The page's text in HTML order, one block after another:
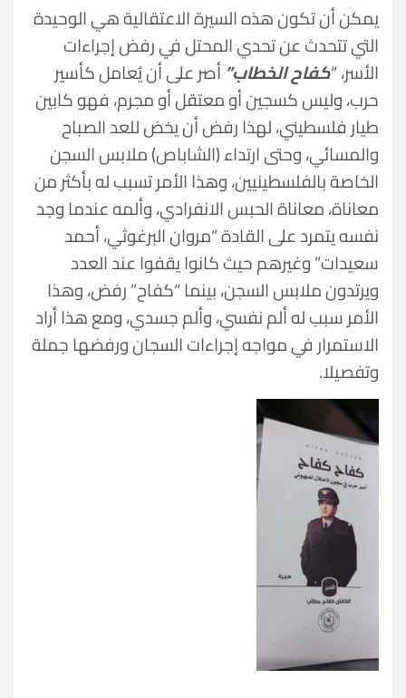
يمكن أن تكون هذه السيرة الاعتقالية هي الوحيدة
التي تتحدث عن تحدي المحتل في رفض إجراءات
الأسر، “كفاح الخطاب”أصر على أن يُعامل كأسير
حرب، وليس كسجين أو معتقل أو مجرم، فهو كابين
طيار فلسطيني، لهذا رفض أن يخض للعد الصباح
والمسائي، وحتى ارتداء (الشاباص) ملابس السجن
الخاصة بالفلسطينيين، وهذا الأمر تسبب له بأكثر من
معاناة، معاناة الحبس الانفرادي، وألمه عندما وجد
نفسه يتمرد على القادة “مروان البرغوثي، أحمد
سعيدات” وغيرهم حيث كانوا يقفوا عند العدد
ويرتدون ملابس السجن، بينما “كفاح” رفض، وهذا
الأمر سبب له ألم نفسي، وألم جسدي، ومع هذا أراد
الاستمرار في مواجه إجراءات السجان ورفضها جملة
وتفصيلا.